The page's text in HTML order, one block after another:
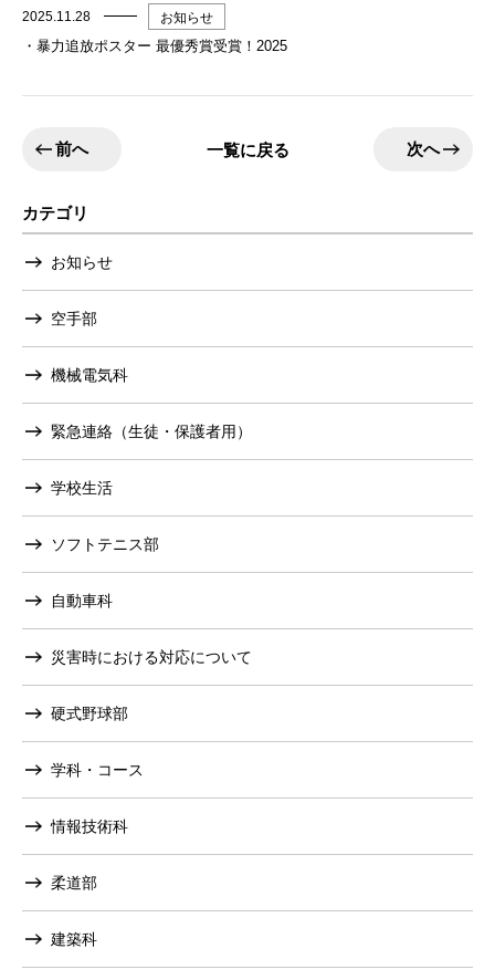
2025.11.28 お知らせ
・暴力追放ポスター 最優秀賞受賞！2025
前へ 一覧に戻る 次へ
カテゴリ
お知らせ
空手部
機械電気科
緊急連絡（生徒・保護者用）
学校生活
ソフトテニス部
自動車科
災害時における対応について
硬式野球部
学科・コース
情報技術科
柔道部
建築科